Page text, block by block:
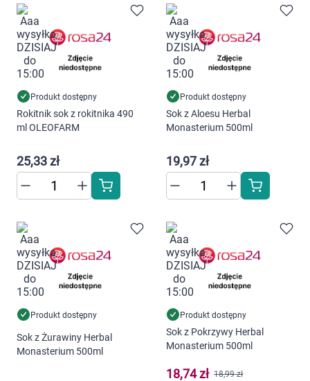
Produkt dostępny
Rokitnik sok z rokitnika 490
ml OLEOFARM
25,33 zł
Produkt dostępny
Sok z Aloesu Herbal
Monasterium 500ml
19,97 zł
Produkt dostępny
Sok z Żurawiny Herbal
Monasterium 500ml
Produkt dostępny
Sok z Pokrzywy Herbal
Monasterium 500ml
18,74 zł 18,99 zł